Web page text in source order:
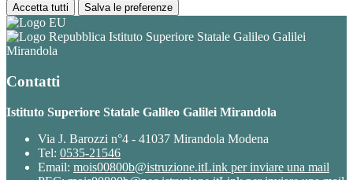
Accetta tutti Salva le preferenze
Istituto Superiore Statale Galileo Galilei
Mirandola
Contatti
Istituto Superiore Statale Galileo Galilei Mirandola
Via J. Barozzi n°4 - 41037 Mirandola Modena
Tel: 0535-21546
Email: mois00800b@istruzione.itLink per inviare una mail